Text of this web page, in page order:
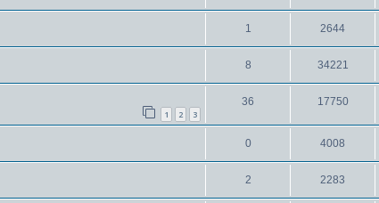
1 2644
8 34221
1 2 3
36 17750
0 4008
2 2283